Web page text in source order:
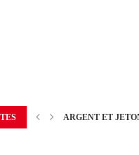
ENSEIGNEMENT
ARGENT ET